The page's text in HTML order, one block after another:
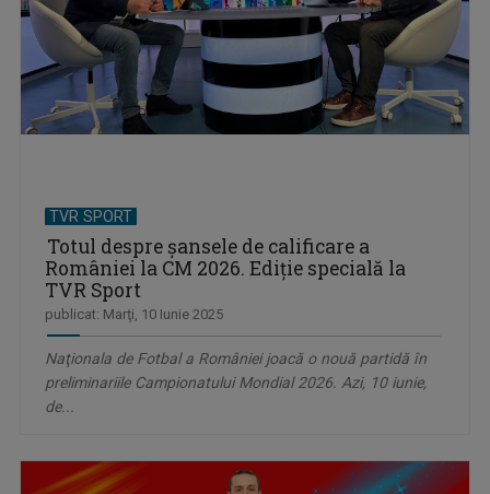
TVR SPORT
Totul despre şansele de calificare a
României la CM 2026. Ediţie specială la
TVR Sport
publicat: Marţi, 10 Iunie 2025
Naţionala de Fotbal a României joacă o nouă partidă în
preliminariile Campionatului Mondial 2026. Azi, 10 iunie,
de...